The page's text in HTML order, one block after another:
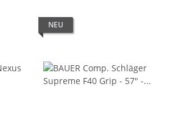
NEU